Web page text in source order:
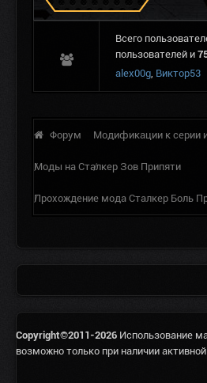
Всего
пользователей и
alex00g, Виктор53
Форум Модификации к серии
Моды на Сталкер Зов Припяти
Прохождение мода Сталкер Боль
Copyright©2011-2026 Использование
возможно только при наличии